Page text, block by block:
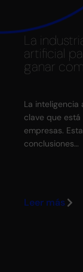
La
artificial
ganar
La
clave que
empresas.
conclusiones…
Leer más